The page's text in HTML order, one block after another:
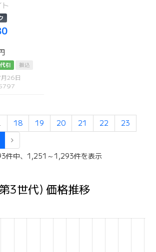
代引 振込
26日
18 19 20 21 22
23
件中、1,251～1,293件を表示
3世代) 価格推移